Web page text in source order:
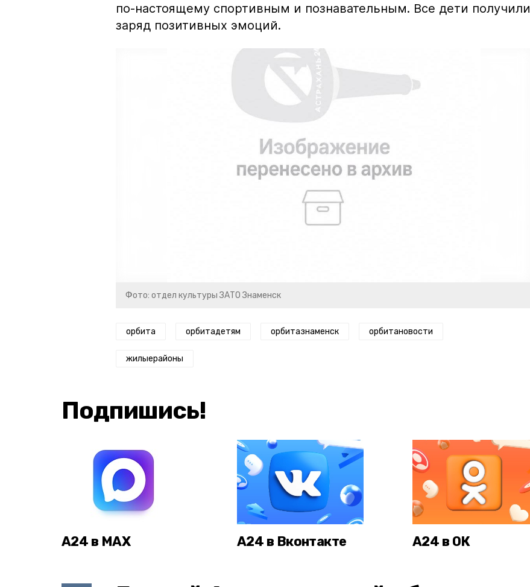
по-настоящему спортивным и познавательным. Все дети получили
заряд позитивных эмоций.
Фото: отдел культуры ЗАТО Знаменск
орбита орбитадетям орбитазнаменск орбитановости
жилыерайоны
Подпишись!
А24 в MAX А24 в Вконтакте А24 в ОК